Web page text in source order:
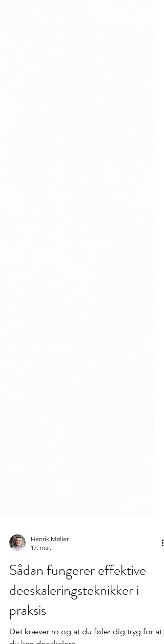
17. mar.
Sådan fungerer effektive
deeskaleringsteknikker i
praksis